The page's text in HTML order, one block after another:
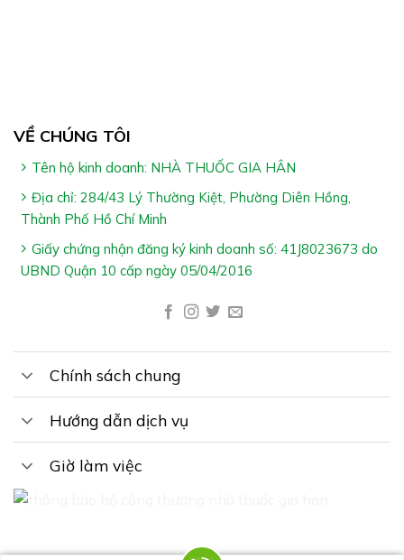
Công Dụng NHẤT NAM DƯƠNG XM:
Hỗ trợ bổ thận & tráng dương
Hỗ trợ tăng cường sinh lực
Hỗ trợ cải thiện sinh lý nam giới
Hỗ trợ giảm triệu chứng: Đau lưng, mỏi gối & đi tiểu
nhiều lần & sinh lý yếu do thận kém
Ai Nên Dùng NHẤT NAM DƯƠNG XM:
Cách Dùng NHẤT NAM DƯƠNG XM:
VỀ CHÚNG TÔI
Tên hộ kinh doanh: NHÀ THUỐC GIA HÂN
Địa chỉ: 284/43 Lý Thường Kiệt, Phường Diên Hồng,
Thành Phố Hồ Chí Minh
Giấy chứng nhận đăng ký kinh doanh số: 41J8023673 do
UBND Quận 10 cấp ngày 05/04/2016
Chính sách chung
Hướng dẫn dịch vụ
Giờ làm việc